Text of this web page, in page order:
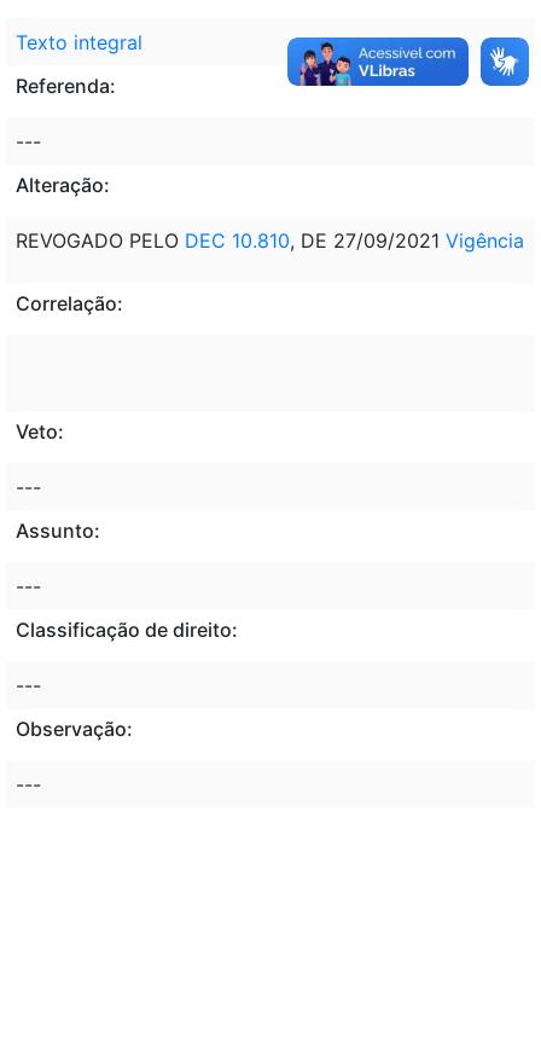
Texto integral
Referenda:
---
Alteração:
REVOGADO PELO DEC 10.810, DE 27/09/2021 Vigência
Correlação:
Veto:
---
Assunto:
---
Classificação de direito:
---
Observação:
---